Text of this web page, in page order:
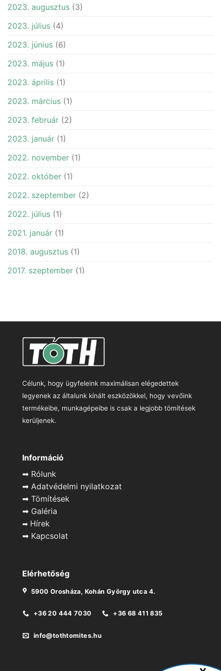
2023. augusztus (3)
2023. július (4)
2023. június (6)
2023. május (1)
2023. április (1)
2023. március (1)
2023. február (2)
2023. január (1)
2022. november (1)
2022. október (1)
2022. szeptember (2)
2022. július (1)
2021. január (1)
2018. augusztus (1)
2017. szeptember (1)
Célunk, hogy ügyfeleink maximálisan elégedettek
legyenek az általunk kínált eszközökkel, hogy vevőink
termékeibe, munkagépeibe is csak a legjobb tömítések
kerüljenek.
Információ
➡ Rólunk
➡ Adatvédelmi nyilatkozat
➡ Tömítések
➡ Galéria
➡ Hírek
➡ Kapcsolat
Elérhetőség
5900 Orosháza, Kohán György utca 4.
+36 20 444 7030 +36 68 411 835
info@tothtomites.hu